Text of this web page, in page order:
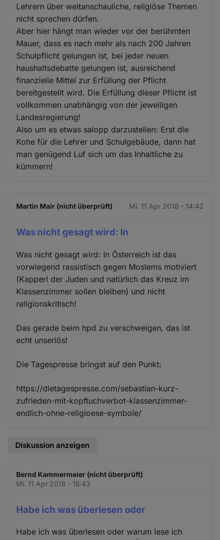
Lehrern über weltanschauliche, religiöse Themen
nicht sprechen dürfen.
Aber hier hängt man wieder vor der berühmten
Mauer, dass es nach mehr als nach 200 Jahren
Schulpflicht gelungen ist, bei jeder neuen
haushaltsdebatte gelungen ist, ausreichend
finanzielle Mittel zur Erfüllung der Pflicht
bereitgestellt wird. Die Erfüllung dieser Pflicht ist
vollkommen unabhängig von der jeweiligen
Landesregierung!
Also um es etwas salopp darzustellen: Erst die
Kohe für die Lehrer und Schulgebäude, dann hat
man genügend Luf sich um das Inhaltliche zu
kümmern!
Martin Mair (nicht überprüft) Mi. 11 Apr 2018 - 14:42
Was nicht gesagt wird: In
Was nicht gesagt wird: In Österreich ist das
vorwiegend rassistisch gegen Moslems motiviert
(Kapperl der Juden und natürlich das Kreuz im
Klassenzimmer sollen bleiben) und nicht
religionskritisch!
Das gerade beim hpd zu verschweigen, das ist
echt unseriös!
Die Tagespresse bringst auf den Punkt:
https://dietagespresse.com/sebastian-kurz-
zufrieden-mit-kopftuchverbot-klassenzimmer-
endlich-ohne-religioese-symbole/
Diskussion anzeigen
Bernd Kammermeier (nicht überprüft)
Mi. 11 Apr 2018 - 15:43
Habe ich was überlesen oder
Habe ich was überlesen oder warum lese ich